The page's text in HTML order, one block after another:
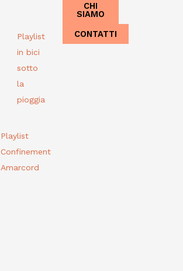
CHI
SIAMO
CONTATTI
Playlist
in bici
sotto
la
pioggia
Playlist
Confinement
Amarcord